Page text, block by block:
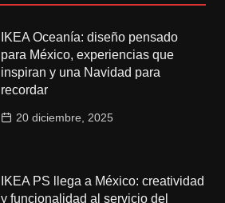
IKEA Oceanía: diseño pensado
para México, experiencias que
inspiran y una Navidad para
recordar
20 diciembre, 2025
IKEA PS llega a México: creatividad
y funcionalidad al servicio del